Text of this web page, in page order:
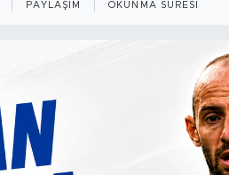
PAYLAŞIM OKUNMA SÜRESI